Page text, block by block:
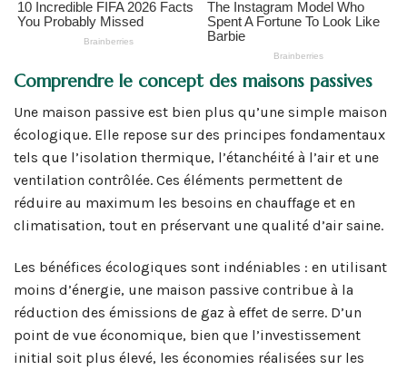
Comprendre le concept des maisons passives
Une maison passive est bien plus qu’une simple maison
écologique. Elle repose sur des principes fondamentaux
tels que l’isolation thermique, l’étanchéité à l’air et une
ventilation contrôlée. Ces éléments permettent de
réduire au maximum les besoins en chauffage et en
climatisation, tout en préservant une qualité d’air saine.
Les bénéfices écologiques sont indéniables : en utilisant
moins d’énergie, une maison passive contribue à la
réduction des émissions de gaz à effet de serre. D’un
point de vue économique, bien que l’investissement
initial soit plus élevé, les économies réalisées sur les